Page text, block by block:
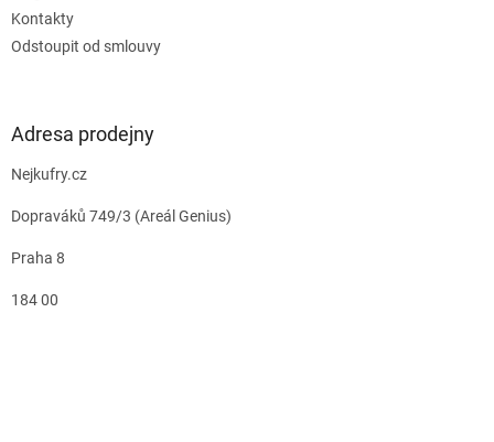
Kontakty
Odstoupit od smlouvy
Adresa prodejny
Nejkufry.cz
Dopraváků 749/3 (Areál Genius)
Praha 8
184 00